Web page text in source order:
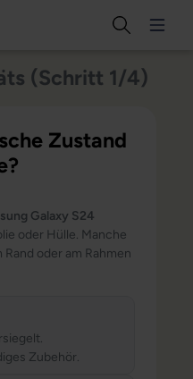
(Schritt 1/4)
Zustand
Galaxy S24
oder Hülle. Manche
oder am Rahmen
Zubehör.